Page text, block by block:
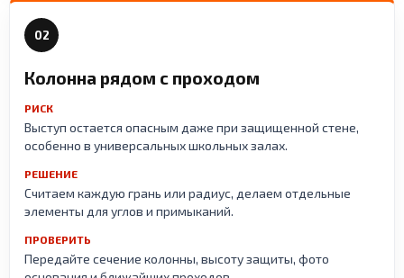
02
Колонна рядом с проходом
РИСК
Выступ остается опасным даже при защищенной стене,
особенно в универсальных школьных залах.
РЕШЕНИЕ
Считаем каждую грань или радиус, делаем отдельные
элементы для углов и примыканий.
ПРОВЕРИТЬ
Передайте сечение колонны, высоту защиты, фото